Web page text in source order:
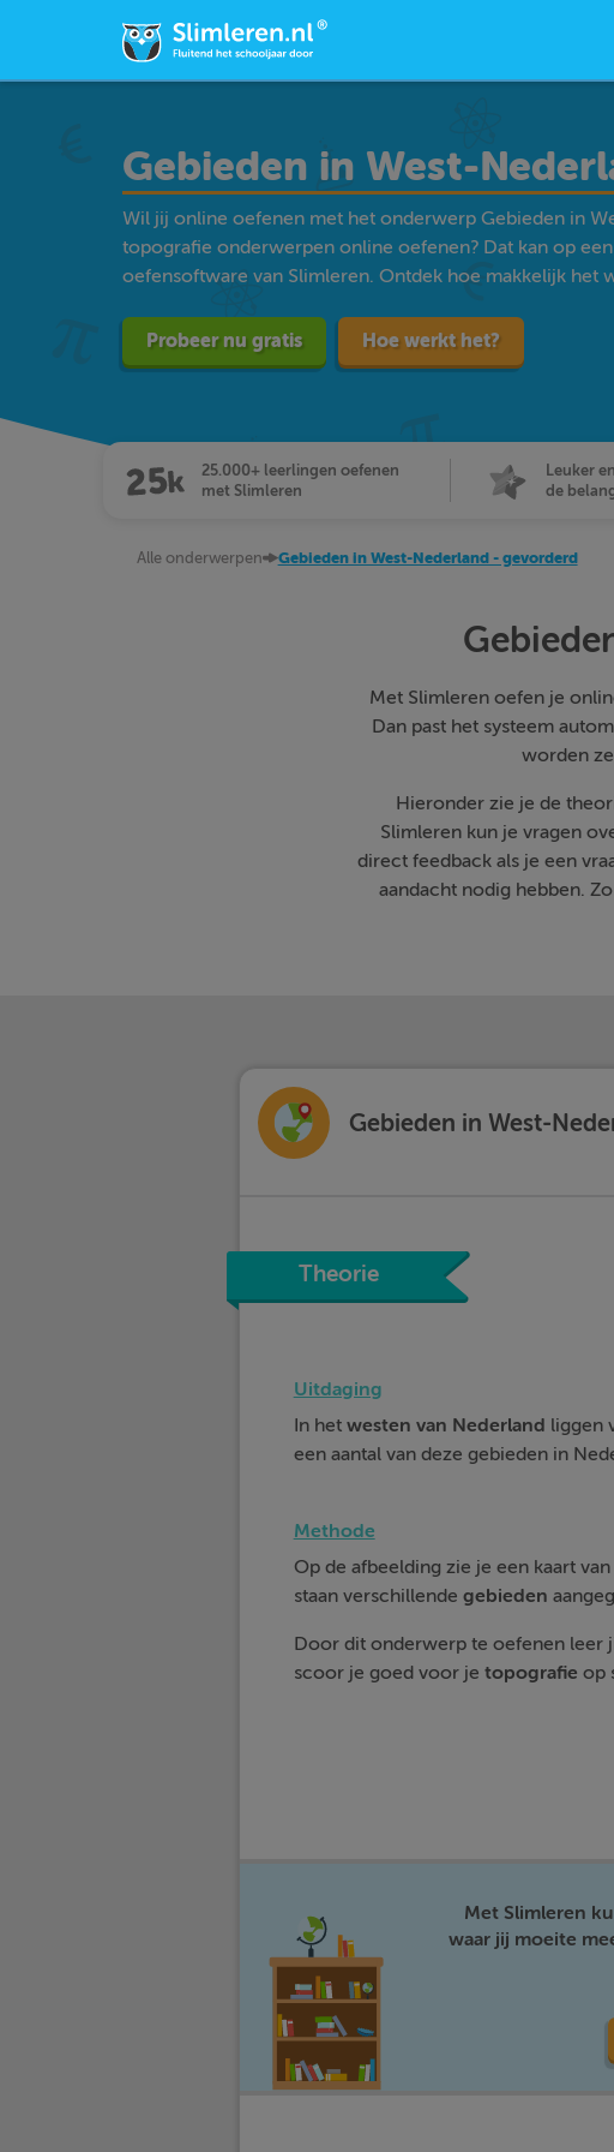
Gebieden in West-
Wil jij online oefenen met het onderwerp Gebieden in
topografie onderwerpen online oefenen? Dat kan op
oefensoftware van Slimleren. Ontdek hoe makkelijk het
Probeer nu gratis Hoe werkt het?
25.000+ leerlingen oefenen
met Slimleren
Leuker
de
Alle onderwerpen Gebieden in West-Nederland - gevorderd
Met Slimleren oefen je
Dan past het systeem
worden
Hieronder zie je de
Slimleren kun je vragen
direct feedback als je een
aandacht nodig hebben.
Gebieden in West-
Theorie
Uitdaging
In het westen van Nederland liggen
een aantal van deze gebieden in
Methode
Op de afbeelding zie je een kaart
staan verschillende gebieden
Door dit onderwerp te oefenen leer
scoor je goed voor je topografie op
Met Slimleren
waar jij moeite